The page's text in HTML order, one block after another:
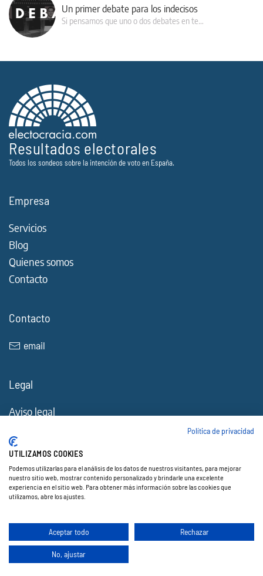
Un primer debate para los indecisos
Si pensamos que uno o dos debates en te…
Resultados electorales
Todos los sondeos sobre la intención de voto en España.
Empresa
Servicios
Blog
Quienes somos
Contacto
Contacto
email
Legal
Aviso legal
Política de privacidad
Web creada por ♥Exprime Creatividad.
Política de privacidad
UTILIZAMOS COOKIES
Podemos utilizarlas para el análisis de los datos de nuestros visitantes, para mejorar
nuestro sitio web, mostrar contenido personalizado y brindarle una excelente
experiencia en el sitio web. Para obtener más información sobre las cookies que
utilizamos, abre los ajustes.
Aceptar todo Rechazar
No, ajustar